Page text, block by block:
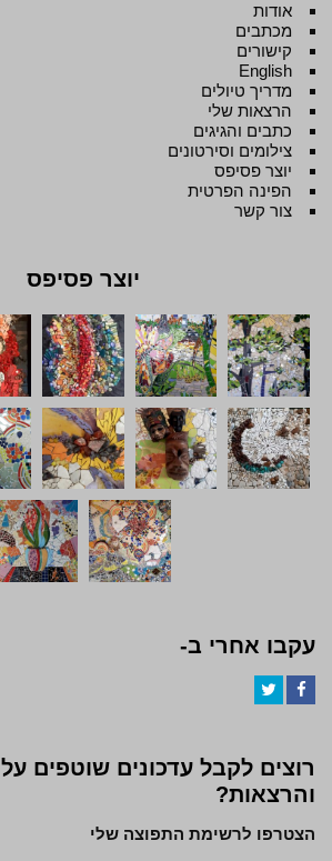
אודות
מכתבים
קישורים
English
מדריך טיולים
הרצאות שלי
כתבים והגיגים
צילומים וסירטונים
יוצר פסיפס
הפינה הפרטית
צור קשר
יוצר פסיפס
עקבו אחרי ב-
רוצים לקבל עדכונים שוטפים על
והרצאות?
הצטרפו לרשימת התפוצה שלי